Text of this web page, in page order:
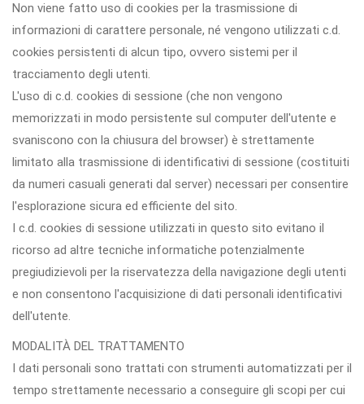
Non viene fatto uso di cookies per la trasmissione di
informazioni di carattere personale, né vengono utilizzati c.d.
cookies persistenti di alcun tipo, ovvero sistemi per il
tracciamento degli utenti.
L'uso di c.d. cookies di sessione (che non vengono
memorizzati in modo persistente sul computer dell'utente e
svaniscono con la chiusura del browser) è strettamente
limitato alla trasmissione di identificativi di sessione (costituiti
da numeri casuali generati dal server) necessari per consentire
l'esplorazione sicura ed efficiente del sito.
I c.d. cookies di sessione utilizzati in questo sito evitano il
ricorso ad altre tecniche informatiche potenzialmente
pregiudizievoli per la riservatezza della navigazione degli utenti
e non consentono l'acquisizione di dati personali identificativi
dell'utente.
MODALITÀ DEL TRATTAMENTO
I dati personali sono trattati con strumenti automatizzati per il
tempo strettamente necessario a conseguire gli scopi per cui